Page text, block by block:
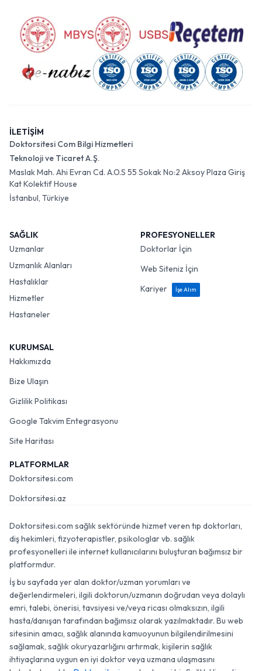
İLETİŞİM
Doktorsitesi Com Bilgi Hizmetleri
Teknoloji ve Ticaret A.Ş.
Maslak Mah. Ahi Evran Cd. A.O.S 55 Sokak No:2 Aksoy Plaza Giriş
Kat Kolektif House
İstanbul, Türkiye
SAĞLIK
Uzmanlar
Uzmanlık Alanları
Hastalıklar
Hizmetler
Hastaneler
PROFESYONELLER
Doktorlar İçin
Web Siteniz İçin
Kariyer
İşe Alım
KURUMSAL
Hakkımızda
Bize Ulaşın
Gizlilik Politikası
Google Takvim Entegrasyonu
Site Haritası
PLATFORMLAR
Doktorsitesi.com
Doktorsitesi.az
Doktorsitesi.com sağlık sektöründe hizmet veren tıp doktorları,
diş hekimleri, fizyoterapistler, psikologlar vb. sağlık
profesyonelleri ile internet kullanıcılarını buluşturan bağımsız bir
platformdur.
İş bu sayfada yer alan doktor/uzman yorumları ve
değerlendirmeleri, ilgili doktorun/uzmanın doğrudan veya dolaylı
emri, talebi, önerisi, tavsiyesi ve/veya ricası olmaksızın, ilgili
hasta/danışan tarafından bağımsız olarak yazılmaktadır. Bu web
sitesinin amacı, sağlık alanında kamuoyunun bilgilendirilmesini
sağlamak, sağlık okuryazarlığını artırmak, kişilerin sağlık
ihtiyaçlarına uygun en iyi doktor veya uzmana ulaşmasını